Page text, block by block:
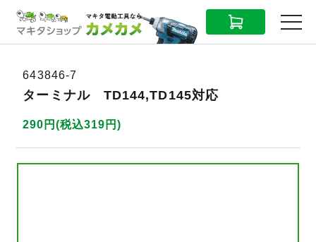
CART MENU
643846-7
ターミナル TD144,TD145対応
290円(税込319円)